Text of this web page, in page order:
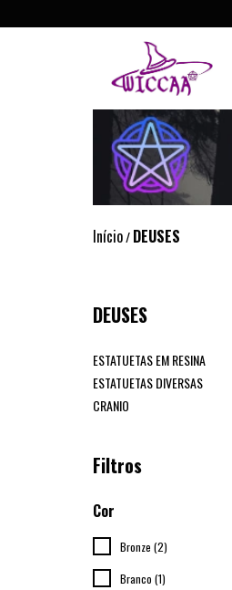
Início/DEUSES
DEUSES
ESTATUETAS EM RESINA
ESTATUETAS DIVERSAS
CRANIO
Filtros
Cor
Bronze (2)
Branco (1)